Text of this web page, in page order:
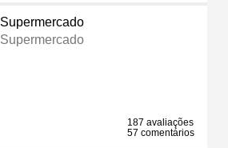
Supermercado
Supermercado
187 avaliações
57 comentários